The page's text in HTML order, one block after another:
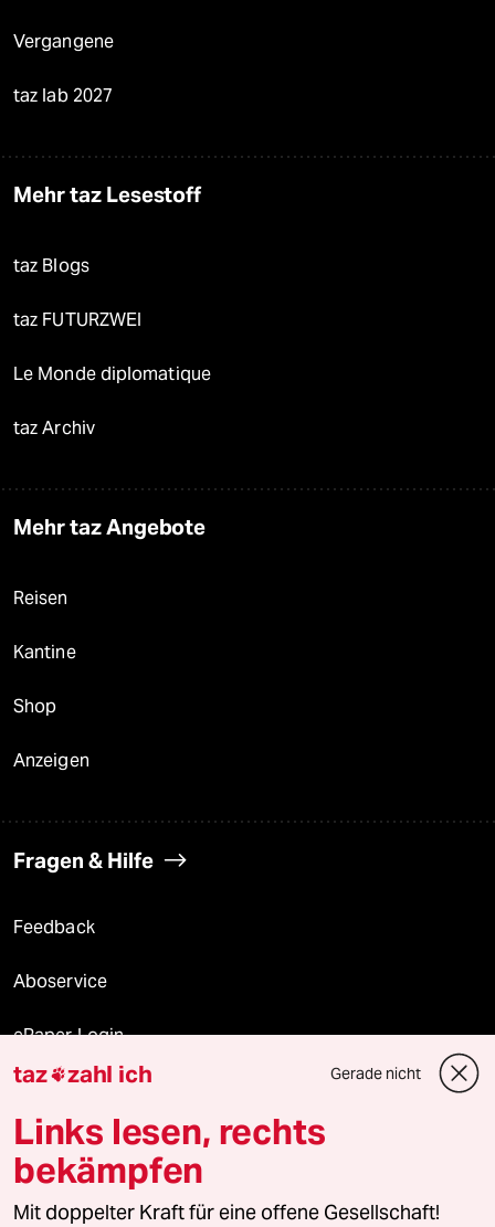
Vergangene
taz lab 2027
Mehr taz Lesestoff
taz Blogs
taz FUTURZWEI
Le Monde diplomatique
taz Archiv
Mehr taz Angebote
Reisen
Kantine
Shop
Anzeigen
Fragen & Hilfe
Feedback
Aboservice
ePaper Login
Downloads für Abonnierende
© 2026 taz Verlags und Vertriebs GmbH
Alle Rechte vorbehalten. Bei rechtlichen Fragen oder für Genehmigungen
taz zahl ich Gerade nicht
Links lesen, rechts
bekämpfen
Mit doppelter Kraft für eine offene Gesellschaft!